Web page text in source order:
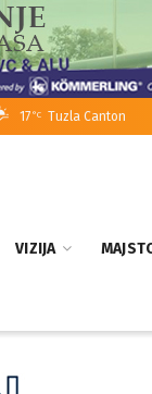
17 °C Tuzla Canton
VIZIJA